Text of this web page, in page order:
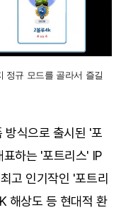
정규 모드를 골라서 즐길
방식으로 출시된 '포
하는 '포트리스' IP
고 인기작인 '포트리
해상도 등 현대적 환